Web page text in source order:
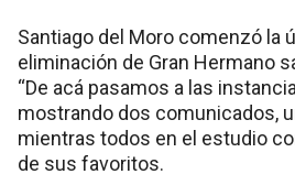
Santiago del Moro comenzó la
eliminación de Gran Hermano
“De acá pasamos a las
mostrando dos comunicados,
mientras todos en el estudio
de sus favoritos.